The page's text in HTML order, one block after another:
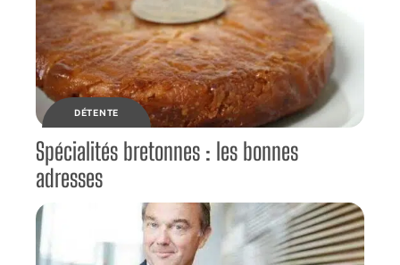
DÉTENTE
Spécialités bretonnes : les bonnes
adresses